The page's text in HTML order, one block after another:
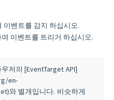
이벤트를 감지 하십시오.
이벤트를 트리거 하십시오.
저의 [EventTarget API]
en-
와 별개입니다. 비슷하게